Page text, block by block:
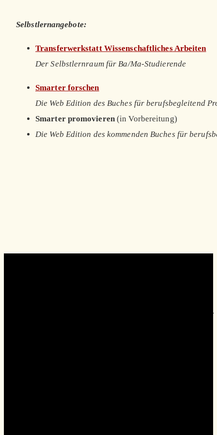
Selbstlernangebote:
Transferwerkstatt Wissenschaftliches Arbeiten
Der Selbstlernraum für Ba/Ma-Studierende
Smarter forschen
Die Web Edition des Buches für berufsbegleitend
Smarter promovieren(in Vorbereitung)
Die Web Edition des kommenden Buches für